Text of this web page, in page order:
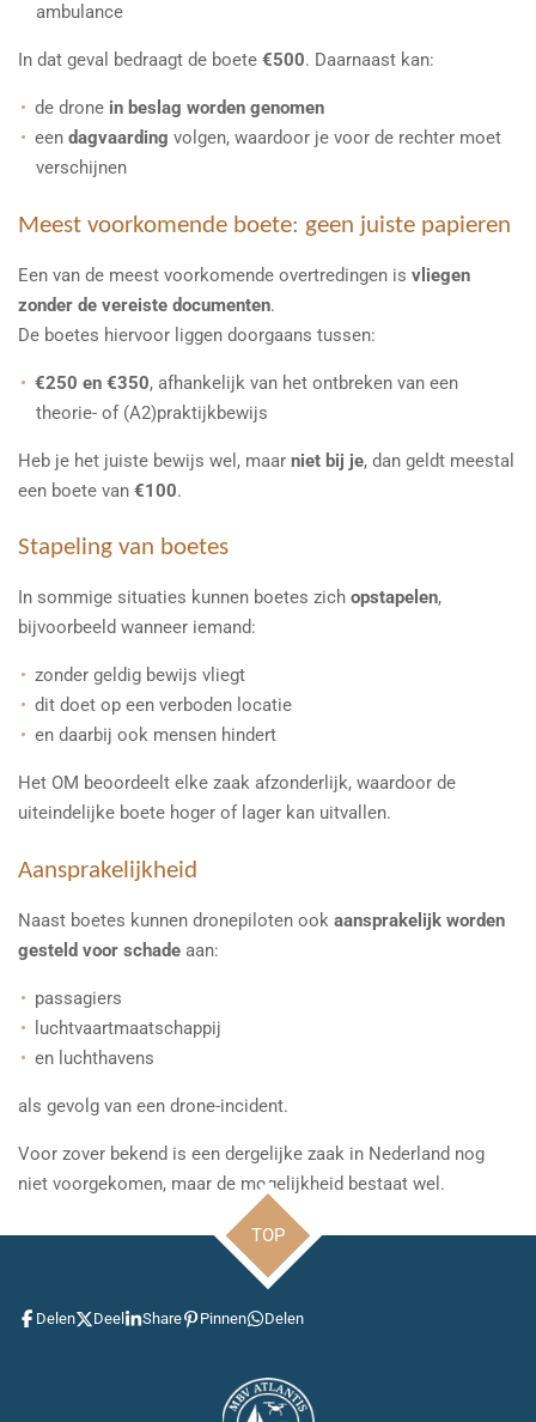
ambulance
In dat geval bedraagt de boete €500. Daarnaast kan:
de drone in beslag worden genomen
een dagvaarding volgen, waardoor je voor de rechter moet
verschijnen
Meest voorkomende boete: geen juiste papieren
Een van de meest voorkomende overtredingen is vliegen
zonder de vereiste documenten.
De boetes hiervoor liggen doorgaans tussen:
€250 en €350, afhankelijk van het ontbreken van een
theorie- of (A2)praktijkbewijs
Heb je het juiste bewijs wel, maar niet bij je, dan geldt meestal
een boete van €100.
Stapeling van boetes
In sommige situaties kunnen boetes zich opstapelen,
bijvoorbeeld wanneer iemand:
zonder geldig bewijs vliegt
dit doet op een verboden locatie
en daarbij ook mensen hindert
Het OM beoordeelt elke zaak afzonderlijk, waardoor de
uiteindelijke boete hoger of lager kan uitvallen.
Aansprakelijkheid
Naast boetes kunnen dronepiloten ook aansprakelijk worden
gesteld voor schade aan:
passagiers
luchtvaartmaatschappij
en luchthavens
als gevolg van een drone-incident.
Voor zover bekend is een dergelijke zaak in Nederland nog
niet voorgekomen, maar de mogelijkheid bestaat wel.
TOP
Delen Deel Share Pinnen Delen